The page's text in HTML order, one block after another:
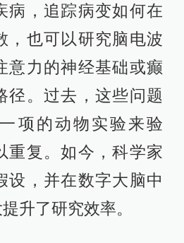
病，追踪病变如何在
，也可以研究脑电波
意力的神经基础或癫
径。过去，这些问题
项的动物实验来验
重复。如今，科学家
设，并在数字大脑中
升了研究效率。